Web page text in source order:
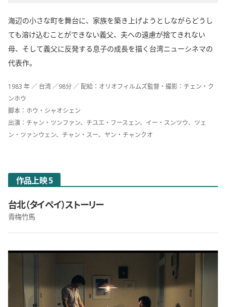
海辺の小さな町を舞台に、家族を築き上げようとしながらどうし
ても溶け込むことができない義父、夫への遠慮が捨てきれない
母、そして義父に反発する息子の成長を描く台湾ニューシネマの
代表作。
1983 年 ／ 台湾 ／98分 ／ 配給：オリオフィルムズ監督・撮影：チェン・ク
ンホウ
脚本：ホウ・シャオシェン
出演：チャン・ツンファン、チユエ・フースェン、イー・スンツウ、ツェ
ン・ツァンウェン、チャン・スー、ヤン・チャンクオ
作品上映 5
台北（タイペイ）ストーリー
青梅竹馬